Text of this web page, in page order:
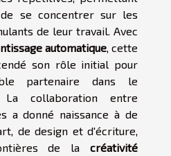
se concentrer sur les
de leur travail. Avec
automatique , cette
son rôle initial pour
partenaire dans le
collaboration entre
a donné naissance à de
de design et d'écriture,
de la créativité